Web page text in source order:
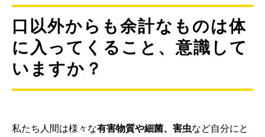
口以外からも余計なものは体
に入ってくること、意識して
いますか？
私たち人間は様々な有害物質や細菌、害虫など自分にと